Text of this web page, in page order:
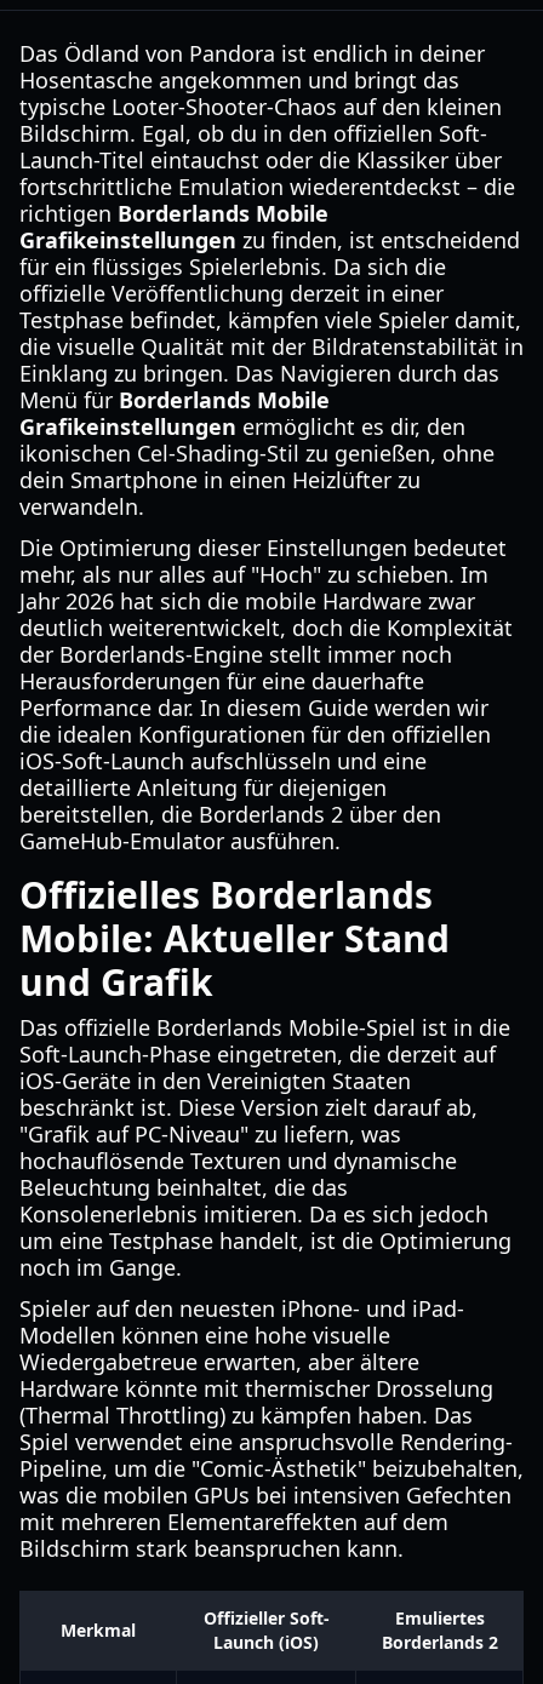
Das Ödland von Pandora ist endlich in deiner
Hosentasche angekommen und bringt das
typische Looter-Shooter-Chaos auf den kleinen
Bildschirm. Egal, ob du in den offiziellen Soft-
Launch-Titel eintauchst oder die Klassiker über
fortschrittliche Emulation wiederentdeckst – die
richtigen Borderlands Mobile
Grafikeinstellungen zu finden, ist entscheidend
für ein flüssiges Spielerlebnis. Da sich die
offizielle Veröffentlichung derzeit in einer
Testphase befindet, kämpfen viele Spieler damit,
die visuelle Qualität mit der Bildratenstabilität in
Einklang zu bringen. Das Navigieren durch das
Menü für Borderlands Mobile
Grafikeinstellungen ermöglicht es dir, den
ikonischen Cel-Shading-Stil zu genießen, ohne
dein Smartphone in einen Heizlüfter zu
verwandeln.
Die Optimierung dieser Einstellungen bedeutet
mehr, als nur alles auf "Hoch" zu schieben. Im
Jahr 2026 hat sich die mobile Hardware zwar
deutlich weiterentwickelt, doch die Komplexität
der Borderlands-Engine stellt immer noch
Herausforderungen für eine dauerhafte
Performance dar. In diesem Guide werden wir
die idealen Konfigurationen für den offiziellen
iOS-Soft-Launch aufschlüsseln und eine
detaillierte Anleitung für diejenigen
bereitstellen, die Borderlands 2 über den
GameHub-Emulator ausführen.
Offizielles Borderlands
Mobile: Aktueller Stand
und Grafik
Das offizielle Borderlands Mobile-Spiel ist in die
Soft-Launch-Phase eingetreten, die derzeit auf
iOS-Geräte in den Vereinigten Staaten
beschränkt ist. Diese Version zielt darauf ab,
"Grafik auf PC-Niveau" zu liefern, was
hochauflösende Texturen und dynamische
Beleuchtung beinhaltet, die das
Konsolenerlebnis imitieren. Da es sich jedoch
um eine Testphase handelt, ist die Optimierung
noch im Gange.
Spieler auf den neuesten iPhone- und iPad-
Modellen können eine hohe visuelle
Wiedergabetreue erwarten, aber ältere
Hardware könnte mit thermischer Drosselung
(Thermal Throttling) zu kämpfen haben. Das
Spiel verwendet eine anspruchsvolle Rendering-
Pipeline, um die "Comic-Ästhetik" beizubehalten,
was die mobilen GPUs bei intensiven Gefechten
mit mehreren Elementareffekten auf dem
Bildschirm stark beanspruchen kann.
Merkmal
Offizieller Soft-
Launch (iOS)
Emuliertes
Borderlands 2